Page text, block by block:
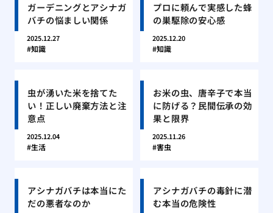
ガーデニングとアシナガ
バチの悩ましい関係
2025.12.27
知識
プロに頼んで実感した蜂
の巣駆除の安心感
2025.12.20
知識
虫が湧いた米を捨てた
い！正しい廃棄方法と注
意点
2025.12.04
生活
お米の虫、唐辛子で本当
に防げる？民間伝承の効
果と限界
2025.11.26
害虫
アシナガバチは本当にた
だの悪者なのか
アシナガバチの毒針に潜
む本当の危険性